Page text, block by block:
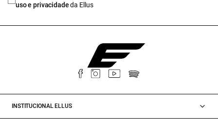
uso e privacidadeda Ellus
INSTITUCIONAL ELLUS